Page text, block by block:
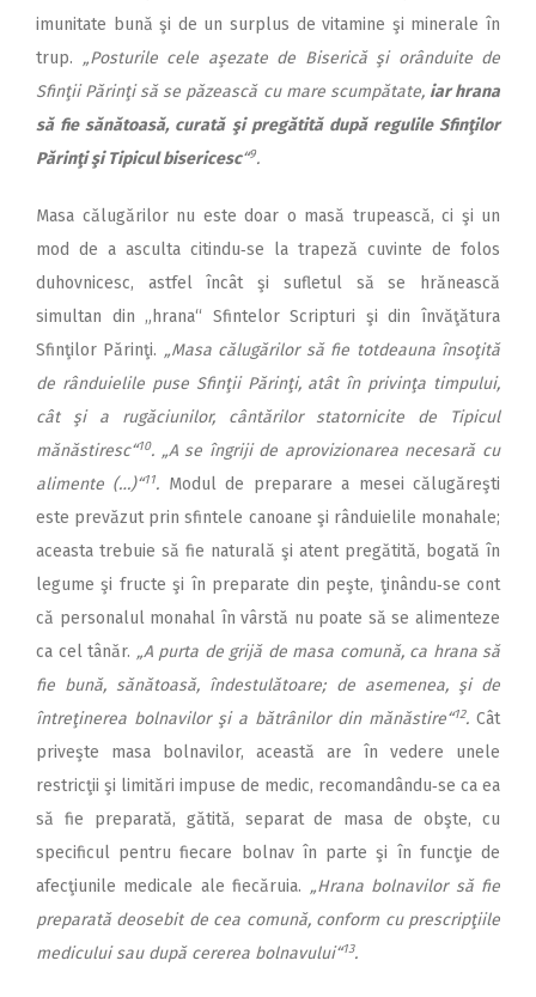
imunitate bună şi de un surplus de vitamine şi minerale în
trup. „Posturile cele aşezate de Biserică şi orânduite de
Sfinţii Părinţi să se păzească cu mare scumpătate, iar hrana
să fie sănătoasă, curată şi pregătită după regulile Sfinţilor
Părinţi şi Tipicul bisericesc“9.
Masa călugărilor nu este doar o masă trupească, ci şi un
mod de a asculta citindu‑se la trapeză cuvinte de folos
duhovnicesc, astfel încât şi sufletul să se hrănească
simultan din „hrana“ Sfintelor Scripturi şi din învăţătura
Sfinţilor Părinţi. „Masa călugărilor să fie totdeauna însoţită
de rânduielile puse Sfinţii Părinţi, atât în privinţa timpului,
cât şi a rugăciunilor, cântărilor statornicite de Tipicul
mănăstiresc“10. „A se îngriji de aprovizionarea necesară cu
alimente (…)“11. Modul de preparare a mesei călugăreşti
este prevăzut prin sfintele canoane şi rânduielile monahale;
aceasta trebuie să fie naturală şi atent pregătită, bogată în
legume şi fructe şi în preparate din peşte, ţinându‑se cont
că personalul monahal în vârstă nu poate să se alimenteze
ca cel tânăr. „A purta de grijă de masa comună, ca hrana să
fie bună, sănătoasă, îndestulătoare; de asemenea, şi de
întreţinerea bolnavilor şi a bătrânilor din mănăstire“12. Cât
priveşte masa bolnavilor, această are în vedere unele
restricţii şi limitări impuse de medic, recomandându‑se ca ea
să fie preparată, gătită, separat de masa de obşte, cu
specificul pentru fiecare bolnav în parte şi în funcţie de
afecţiunile medicale ale fiecăruia. „Hrana bolnavilor să fie
preparată deosebit de cea comună, conform cu prescripţiile
medicului sau după cererea bolnavului“13.